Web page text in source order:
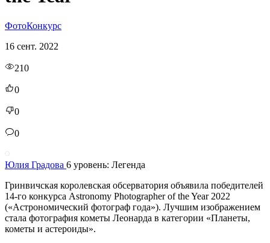
ФотоКонкурс
16 сент. 2022
210
0
0
0
Юлия Градова 6 уровень: Легенда
Гринвичская королевская обсерватория объявила победителей
14-го конкурса Astronomy Photographer of the Year 2022
(«Астрономический фотограф года»). Лучшим изображением
стала фотография кометы Леонарда в категории «Планеты,
кометы и астероиды».